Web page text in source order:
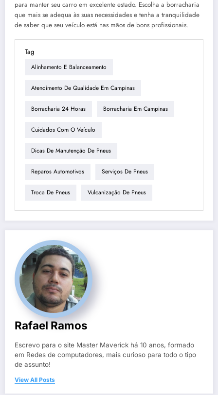
para manter seu carro em excelente estado. Escolha a borracharia
que mais se adequa às suas necessidades e tenha a tranquilidade
de saber que seu veículo está nas mãos de bons profissionais.
Tag
Alinhamento E Balanceamento
Atendimento De Qualidade Em Campinas
Borracharia 24 Horas Borracharia Em Campinas
Cuidados Com O Veículo
Dicas De Manutenção De Pneus
Reparos Automotivos Serviços De Pneus
Troca De Pneus Vulcanização De Pneus
Rafael Ramos
Escrevo para o site Master Maverick há 10 anos, formado
em Redes de computadores, mais curioso para todo o tipo
de assunto!
View All Posts